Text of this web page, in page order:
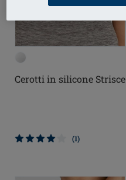
Cerotti in silicone Strisce
(1)